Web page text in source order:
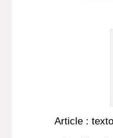
Article :